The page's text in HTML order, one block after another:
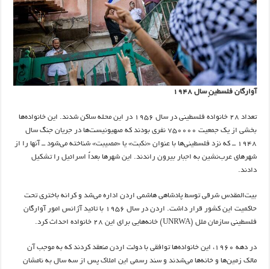
آوارگان فلسطینِ سال ۱۹۴۸
تعداد ۲۸ خانواده فلسطینی در سال ۱۹۵۶ در این محله ساکن شدند. این خانواده‌ها
بخشی از یک جمعیت ۷۵۰۰۰۰ نفری بودند که صهیونیست‌ها در جریان جنگ سال
۱۹۴۸ ــ که نزد فلسطینی‌ها با عنوان «نکبت» یا «مصیبت» شناخته می‌شود ــ آنها را از
شهرهای عرب‌نشین به اجبار بیرون راندند. این شهرها بعداً اسرائیل را تشکیل
دادند.
بیت‌المقدس شرقی توسط پادشاهی هاشمی اردن اداره می‌شد و کرانه باختری تحت
حاکمیت این کشور قرار داشت. اردن در سال ۱۹۵۶ با تائید آژانس امور آوارگان
فلسطینی سازمان ملل (UNRWA) خانه‌هایی برای این ۲۸ خانواده احداث کرد.
در دهه ۱۹۶۰، این خانواده‌ها توافقی با دولت اردن منعقد کردند که به موجب آن
مالک زمین‌ها و خانه‌ها می‌شدند و سند رسمی این املاک پس از سه سال به نامشان